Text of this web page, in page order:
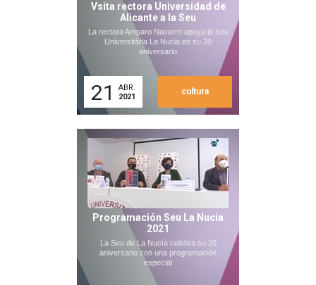
Vsita rectora Universidad de
Alicante a la Seu
La rectora Amparo Navarro apoya la Seu
Universitària La Nucia en su 20
aniversario
21
ABR.
2021
cultura
Programación Seu La Nucia
2021
La Seu de La Nucía celebra su 20
aniversario con una programación
especial